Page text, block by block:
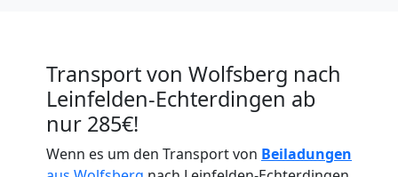
Transport von Wolfsberg nach
Leinfelden-Echterdingen ab
nur 285€!
Wenn es um den Transport von Beiladungen